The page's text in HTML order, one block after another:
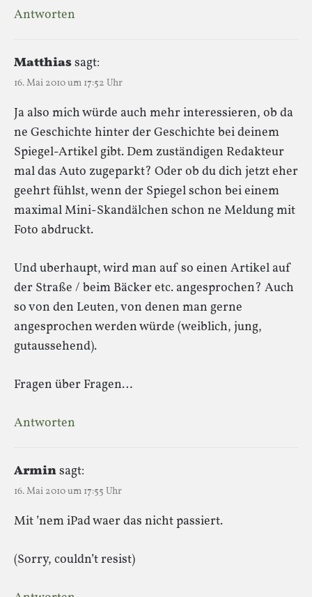
Antworten
Matthiassagt:
16. Mai 2010 um 17:52 Uhr
Ja also mich würde auch mehr interessieren, ob da
ne Geschichte hinter der Geschichte bei deinem
Spiegel-Artikel gibt. Dem zuständigen Redakteur
mal das Auto zugeparkt? Oder ob du dich jetzt eher
geehrt fühlst, wenn der Spiegel schon bei einem
maximal Mini-Skandälchen schon ne Meldung mit
Foto abdruckt.
Und uberhaupt, wird man auf so einen Artikel auf
der Straße / beim Bäcker etc. angesprochen? Auch
so von den Leuten, von denen man gerne
angesprochen werden würde (weiblich, jung,
gutaussehend).
Fragen über Fragen…
Antworten
Arminsagt:
16. Mai 2010 um 17:55 Uhr
Mit ’nem iPad waer das nicht passiert.
(Sorry, couldn’t resist)